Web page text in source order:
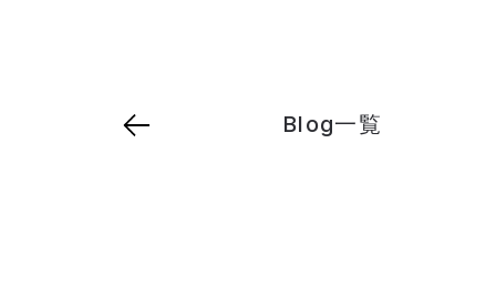
Blog一覧